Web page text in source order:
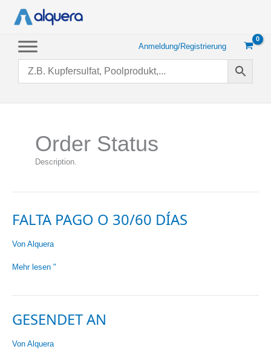
Inhalt
Anmeldung/Registrierung
Order Status
Description.
FALTA PAGO O 30/60 DÍAS
Von Alquera
Falta
días
Mehr lesen "
GESENDET AN
Von Alquera